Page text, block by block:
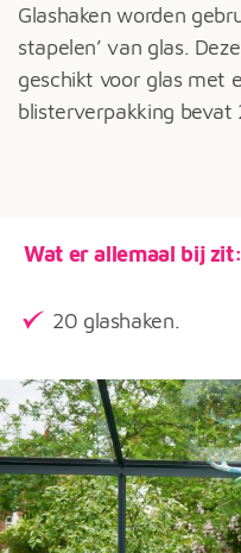
Glashaken worden
stapelen’ van glas.
geschikt voor glas met
blisterverpakking bevat
Wat er allemaal bij zit:
20 glashaken.